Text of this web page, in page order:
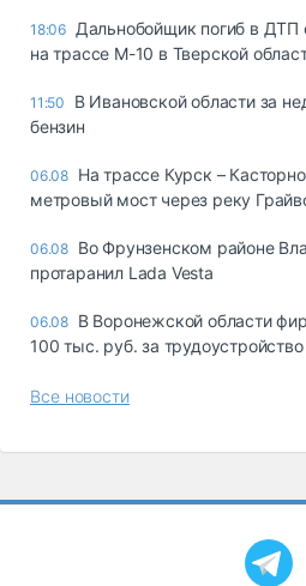
18:06 Дальнобойщик погиб в ДТП
на трассе М-10 в Тверской
11:50
В Ивановской области за
бензин
06.08 На трассе Курск –
метровый мост через реку
06.08 Во Фрунзенском районе
протаранил Lada Vesta
06.08 В Воронежской области
100 тыс. руб. за
Все новости